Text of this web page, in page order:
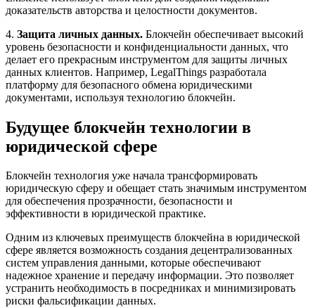
доказательств авторства и целостности документов.
4. Защита личных данных. Блокчейн обеспечивает высокий
уровень безопасности и конфиденциальности данных, что
делает его прекрасным инструментом для защиты личных
данных клиентов. Например, LegalThings разработала
платформу для безопасного обмена юридическими
документами, используя технологию блокчейн.
Будущее блокчейн технологии в
юридической сфере
Блокчейн технология уже начала трансформировать
юридическую сферу и обещает стать значимым инструментом
для обеспечения прозрачности, безопасности и
эффективности в юридической практике.
Одним из ключевых преимуществ блокчейна в юридической
сфере является возможность создания децентрализованных
систем управления данными, которые обеспечивают
надежное хранение и передачу информации. Это позволяет
устранить необходимость в посредниках и минимизировать
риски фальсификации данных.